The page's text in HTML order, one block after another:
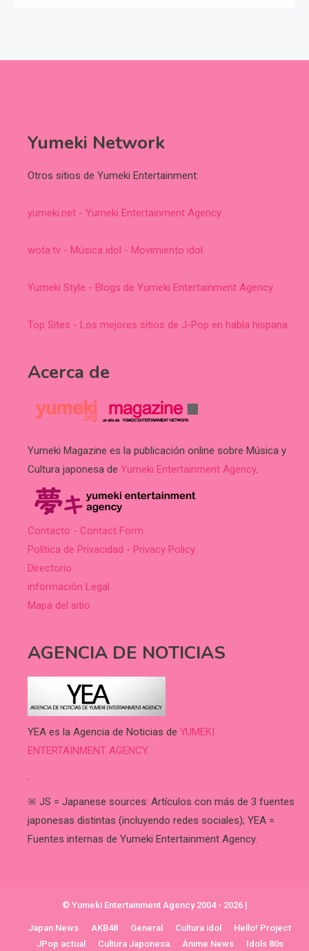
Yumeki Network
Otros sitios de Yumeki Entertainment:
yumeki.net - Yumeki Entertainment Agency
wota.tv - Música idol - Movimiento idol
Yumeki Style - Blogs de Yumeki Entertainment Agency
Top Sites - Los mejores sitios de J-Pop en habla hispana
Acerca de
Yumeki Magazine es la publicación online sobre Música y
Cultura japonesa de Yumeki Entertainment Agency.
Contacto - Contact Form
Política de Privacidad - Privacy Policy
Directorio
información Legal
Mapa del sitio
AGENCIA DE NOTICIAS
YEA es la Agencia de Noticias de YUMEKI
ENTERTAINMENT AGENCY.
.
※ JS = Japanese sources: Artículos con más de 3 fuentes
japonesas distintas (incluyendo redes sociales); YEA =
Fuentes internas de Yumeki Entertainment Agency.
© Yumeki Entertainment Agency 2004 - 2026 |
Japan News AKB48 General Cultura idol
Hello! Project
JPop actual
Cultura Japonesa Ánime News Idols 80s